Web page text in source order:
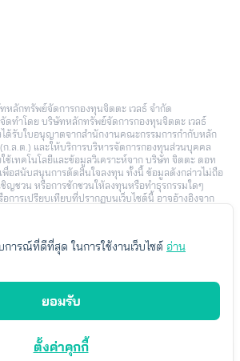
ลักทรัพย์จัดการกองทุนจิตตะ เวลธ์ จำกัด
ดทำโดย บริษัทหลักทรัพย์จัดการกองทุนจิตตะ เวลธ์
ด้รับใบอนุญาตจากสำนักงานคณะกรรมการกำกับหลัก
.ล.ต.) และให้บริการบริหารจัดการกองทุนส่วนบุคคล
ช้เทคโนโลยีและข้อมูลวิเคราะห์จาก บริษัท จิตตะ ดอท
พื่อสนับสนุนการตัดสินใจลงทุน ทั้งนี้ ข้อมูลดังกล่าวไม่ถือ
ญชวน หรือการชักชวนให้ลงทุนหรือทำธุรกรรมใดๆ
การเปรียบเทียบที่ปรากฏบนเว็บไซต์นี้ อาจอ้างอิงจาก
ลตอบแทนในอนาคต การลงทุนมีความเสี่ยง ผู้ลงทุนอาจ
อทั้งหมดได้ รวมถึงความเสี่ยงจากอัตราแลกเปลี่ยนใน
ลตอบแทนของผู้ลงทุนแต่ละรายอาจแตกต่างกัน ขึ้นอยู่กับ
งเวลาในการลงทุน นโยบายการลงทุน จำนวนเงินลงทุน
นลงทุน และสภาวะตลาดในแต่ละช่วง โดยตัวอย่างข้อมูล
นำเสนอ เป็นเพียงบางกรณีซึ่งได้รับความยินยอมในการ
จารณาเท่านั้น ไม่ได้สะท้อนผลลัพธ์ของผู้ลงทุนทั้งหมด
ะนำความเหมาะสมของกลยุทธ์การลงทุนใดเป็นการ
ข้องก่อนตัดสินใจลงทุน ทั้งนี้ “Jitta Wealth” เป็น
ทหลักทรัพย์จัดการกองทุนจิตตะ เวลธ์ จำกัด
ารณ์ที่ดีที่สุด ในการใช้งานเว็บไซต์ อ่าน
ยอมรับ
ตั้งค่าคุกกี้